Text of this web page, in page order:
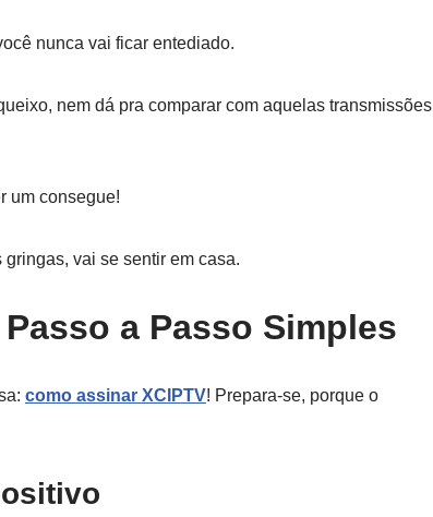
nunca vai ficar entediado.
nem dá pra comparar com aquelas transmissões
um consegue!
gringas, vai se sentir em casa.
a Passo Simples
como assinar XCIPTV! Prepara-se, porque o